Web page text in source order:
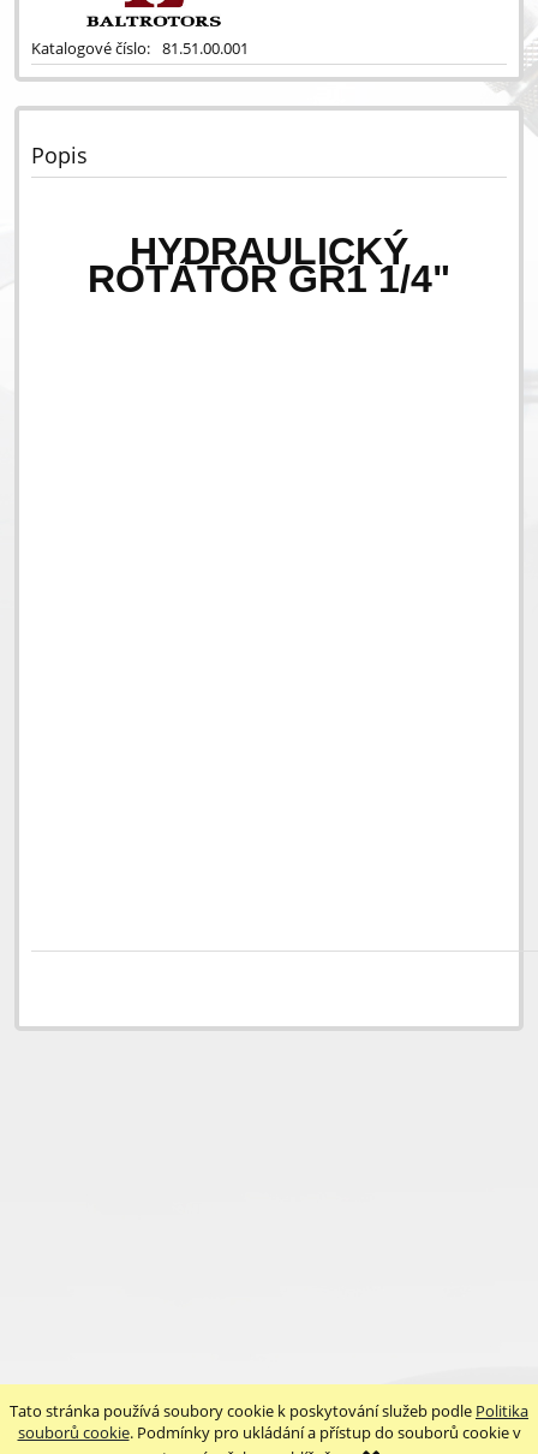
Tato stránka používá soubory cookie k poskytování služeb podle Politika
souborů cookie. Podmínky pro ukládání a přístup do souborů cookie v
Katalogové číslo: 81.51.00.001
Popis
HYDRAULICKÝ
ROTÁTOR GR1 1/4"